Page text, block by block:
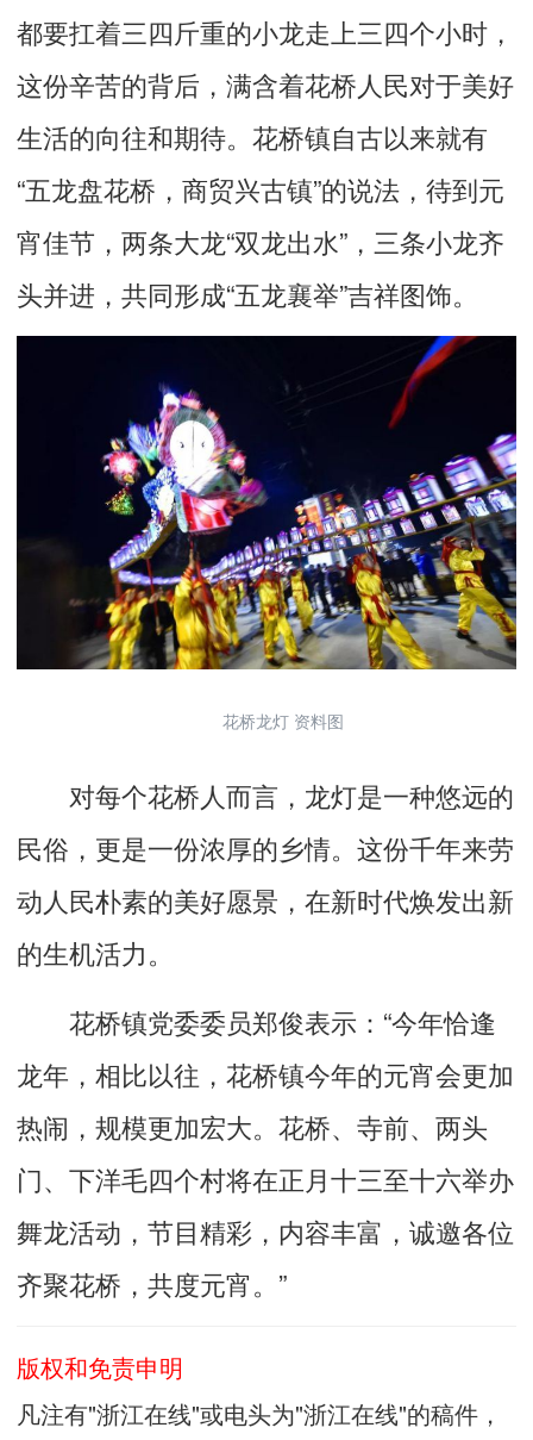
都要扛着三四斤重的小龙走上三四个小时，
这份辛苦的背后，满含着花桥人民对于美好
生活的向往和期待。花桥镇自古以来就有
“五龙盘花桥，商贸兴古镇”的说法，待到元
宵佳节，两条大龙“双龙出水”，三条小龙齐
头并进，共同形成“五龙襄举”吉祥图饰。
花桥龙灯 资料图
对每个花桥人而言，龙灯是一种悠远的
民俗，更是一份浓厚的乡情。这份千年来劳
动人民朴素的美好愿景，在新时代焕发出新
的生机活力。
花桥镇党委委员郑俊表示：“今年恰逢
龙年，相比以往，花桥镇今年的元宵会更加
热闹，规模更加宏大。花桥、寺前、两头
门、下洋毛四个村将在正月十三至十六举办
舞龙活动，节目精彩，内容丰富，诚邀各位
齐聚花桥，共度元宵。”
版权和免责申明
凡注有"浙江在线"或电头为"浙江在线"的稿件，